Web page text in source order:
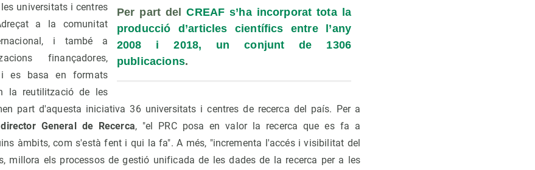
Per part del CREAF s’ha incorporat tota la
producció d’articles científics entre l’any
2008 i 2018, un conjunt de 1306
publicacions.
universitats i centres
a la comunitat
i també a
finançadores,
es basa en formats
la reutilització de les
part d'aquesta iniciativa 36 universitats i centres de recerca del país. Per a
General de Recerca, "el PRC posa en valor la recerca que es fa a
àmbits, com s'està fent i qui la fa". A més, "incrementa l'accés i visibilitat del
millora els processos de gestió unificada de les dades de la recerca per a les